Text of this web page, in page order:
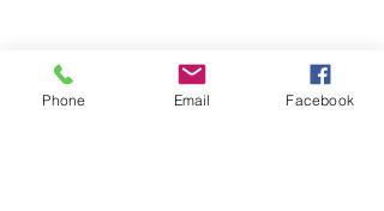
Phone Email Facebook